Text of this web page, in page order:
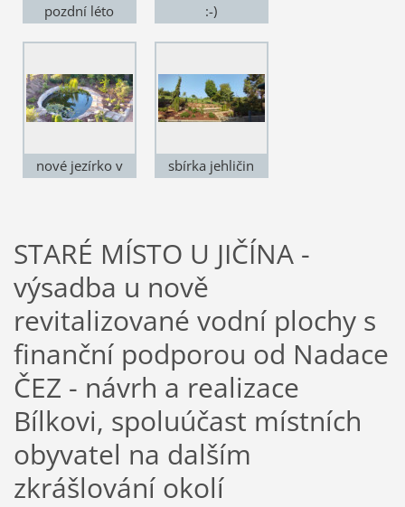
pozdní léto :-)
nové jezírko v
sbírka jehličin
STARÉ MÍSTO U JIČÍNA -
výsadba u nově
revitalizované vodní plochy s
finanční podporou od Nadace
ČEZ - návrh a realizace
Bílkovi, spoluúčast místních
obyvatel na dalším
zkrášlování okolí